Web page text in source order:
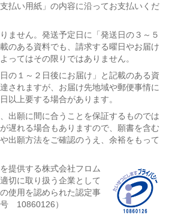
払い用紙」の内容に沿ってお支払いくだ
ません。発送予定日に「発送日の３～５
のある資料でも、請求する曜日やお届け
ってはその限りではありません。
の１～２日後にお届け」と記載のある資
されますが、お届け先地域や郵便事情に
以上要する場合があります。
出願に間に合うことを保証するものでは
遅れる場合もありますので、願書を含む
出願方法をご確認のうえ、余裕をもって
提供する株式会社フロム
切に取り扱う企業として
使用を認められた認定事
10860126）